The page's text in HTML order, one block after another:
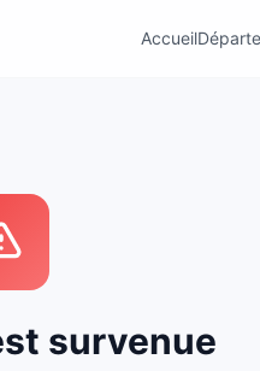
Accueil
survenue